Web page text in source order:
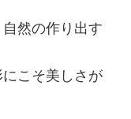
然の作り出す
こそ美しさが